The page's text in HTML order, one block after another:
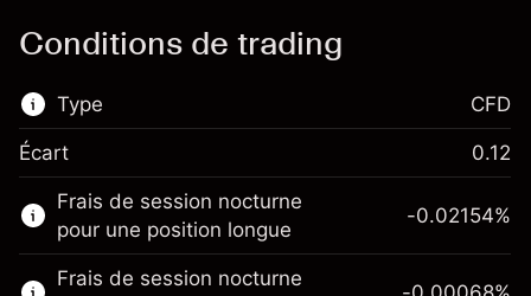
Conditions de trading
Type
Ce marché financier est disponible pour le
trading de CFD.
En savoir plus sur :
CFD
Écart 0.12
Frais de session nocturne
pour une position longue
-0.02154%
Frais de session nocturne